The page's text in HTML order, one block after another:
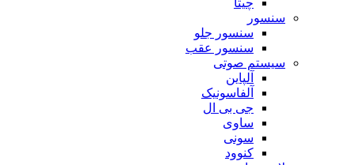
چیتا
سنسور
سنسور جلو
سنسور عقب
سیستم صوتی
آلپاین
آلفاسونیک
جی بی ال
ساوی
سونی
کنوود